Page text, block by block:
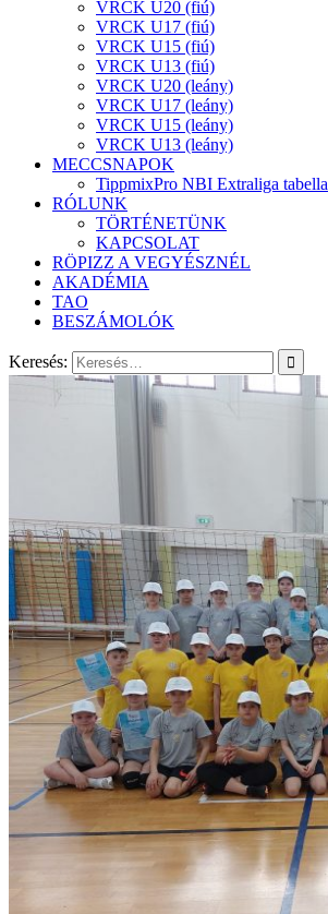
VRCK U20 (fiú)
VRCK U17 (fiú)
VRCK U15 (fiú)
VRCK U13 (fiú)
VRCK U20 (leány)
VRCK U17 (leány)
VRCK U15 (leány)
VRCK U13 (leány)
MECCSNAPOK
TippmixPro NBI Extraliga tabella
RÓLUNK
TÖRTÉNETÜNK
KAPCSOLAT
RÖPIZZ A VEGYÉSZNÉL
AKADÉMIA
TAO
BESZÁMOLÓK
Keresés: